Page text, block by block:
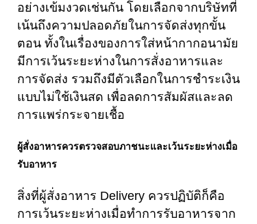
อย่างเข้มงวดเช่นกัน โดยเลือกจากบริษัทที่
เน้นถึงความปลอดภัยในการจัดส่งทุกขั้น
ตอน ทั้งในเรื่องของการใส่หน้ากากอนามัย
มีการเว้นระยะห่างในการสั่งอาหารและ
การจัดส่ง รวมถึงมีตัวเลือกในการชำระเงิน
แบบไม่ใช้เงินสด เพื่อลดการสัมผัสและลด
การแพร่กระจายเชื้อ
ผู้สั่งอาหารควรตรวจสอบภาชนะและเว้นระยะห่างเมื่อ
รับอาหาร
สิ่งที่ผู้สั่งอาหาร Delivery ควรปฏิบัติก็คือ
การเว้นระยะห่างเมื่อทำการรับอาหารจาก